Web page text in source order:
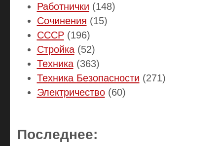
Работнички (148)
Сочинения (15)
СССР(196)
Стройка(52)
Техника(363)
Техника Безопасности (271)
Электричество(60)
Последнее: